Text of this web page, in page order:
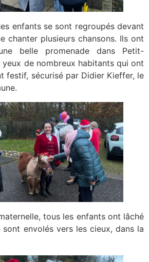
enfants se sont regroupés devant
chanter plusieurs chansons. Ils ont
belle promenade dans Petit-
yeux de nombreux habitants qui ont
festif, sécurisé par Didier Kieffer, le
tous les enfants ont lâché
envolés vers les cieux, dans la